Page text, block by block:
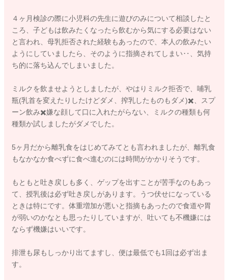
４ヶ月検診の際に小児科の先生に遊びのみについて相談したと
ころ、子どもは飲みたくなったら飲むから気にする必要はない
と言われ、母乳拒否された経験もあったので、本人の飲みたい
ようにしていましたら、そのように指摘されてしまい‥、気持
ち的に落ち込んでしまいました。
ミルクを飲ませようとしましたが、やはりミルク拒否で、哺乳
瓶(乳首を変えたりしたけどダメ、搾乳したものもダメ)✖️、スプ
ーン飲み✖️嫌な顔して口に入れたがらない、ミルクの種類も何
種類か試しましたがダメでした。
5ヶ月だから離乳食をはじめてみてとも言われましたが、離乳食
もなかなか食べずに食べ進むのには時間がかかりそうです。
もともと吐き戻しも多く、ゲップを出すことが苦手なのもあっ
て、授乳後は必ず吐き戻しがあります。うつ伏せになっている
ときは特にです。体重増加が悪いと指摘もあったので食道や胃
が弱いのかなとも思ったりしていますが、吐いても不機嫌には
ならず機嫌はいいです。
排泄も尿もしっかり出てますし、便は最低でも1回は必ず出ま
す。